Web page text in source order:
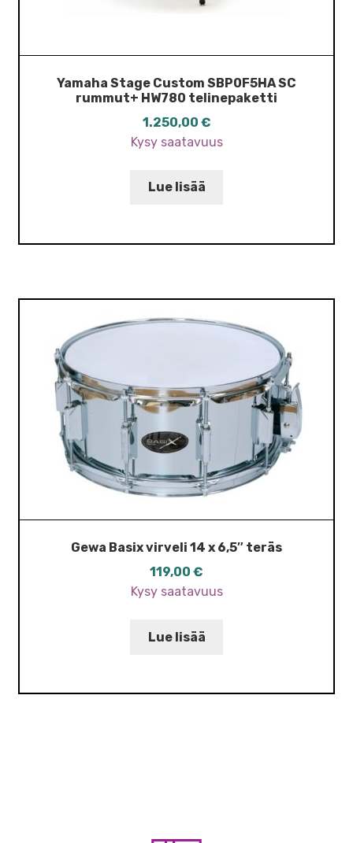
Yamaha Stage Custom SBP0F5HA SC
rummut+ HW780 telinepaketti
1.250,00 €
Kysy saatavuus
Lue lisää
Gewa Basix virveli 14 x 6,5″ teräs
119,00 €
Kysy saatavuus
Lue lisää